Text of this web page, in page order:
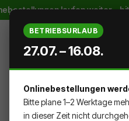
Zum Hauptinhalt springen
laufen weiter –
BETRIEBSURLAUB
27.07. – 16.08.
Onlinebestellungen
Bitte plane 1–2 Werktage
in dieser Zeit nicht